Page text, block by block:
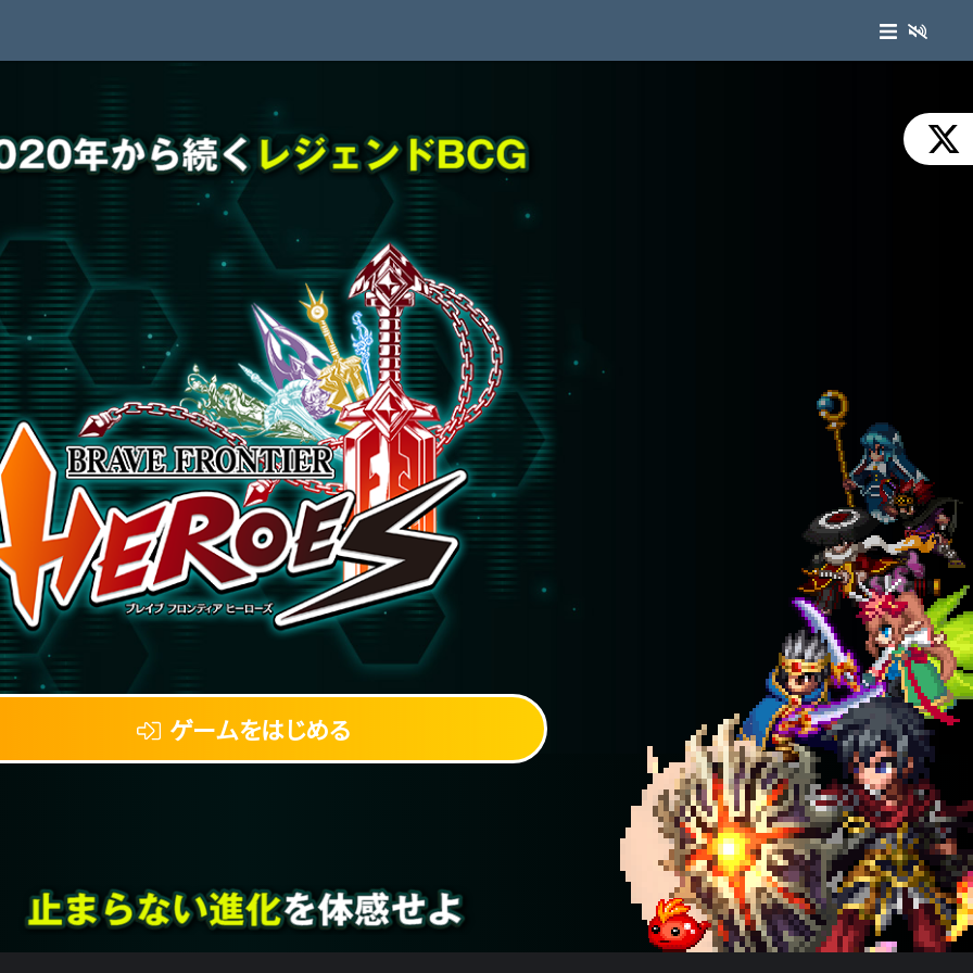
ゲームをはじめる